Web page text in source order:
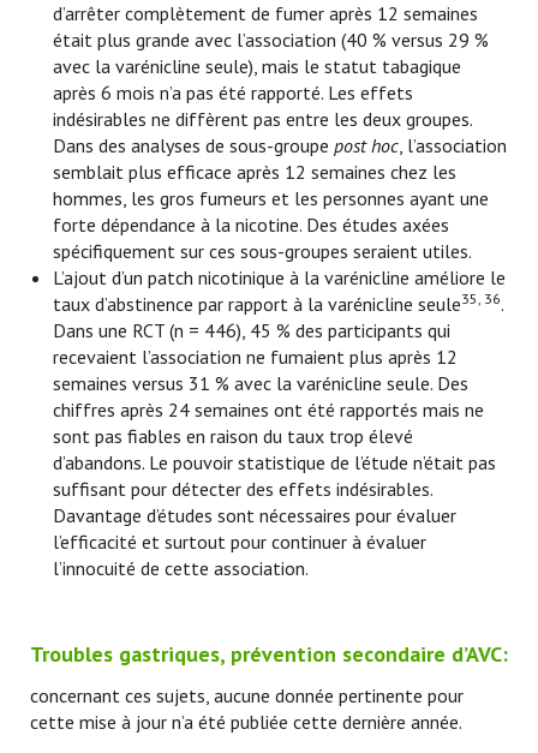
d’arrêter complètement de fumer après 12 semaines
était plus grande avec l’association (40 % versus 29 %
avec la varénicline seule), mais le statut tabagique
après 6 mois n’a pas été rapporté. Les effets
indésirables ne diffèrent pas entre les deux groupes.
Dans des analyses de sous-groupepost hoc, l’association
semblait plus efficace après 12 semaines chez les
hommes, les gros fumeurs et les personnes ayant une
forte dépendance à la nicotine. Des études axées
spécifiquement sur ces sous-groupes seraient utiles.
L’ajout d’un patch nicotinique à la varénicline améliore le
taux d’abstinence par rapport à la varénicline seule35, 36.
Dans une RCT (n = 446), 45 % des participants qui
recevaient l’association ne fumaient plus après 12
semaines versus 31 % avec la varénicline seule. Des
chiffres après 24 semaines ont été rapportés mais ne
sont pas fiables en raison du taux trop élevé
d’abandons. Le pouvoir statistique de l’étude n’était pas
suffisant pour détecter des effets indésirables.
Davantage d’études sont nécessaires pour évaluer
l’efficacité et surtout pour continuer à évaluer
l’innocuité de cette association.
Troubles gastriques, prévention secondaire d’AVC:
concernant ces sujets, aucune donnée pertinente pour
cette mise à jour n’a été publiée cette dernière année.